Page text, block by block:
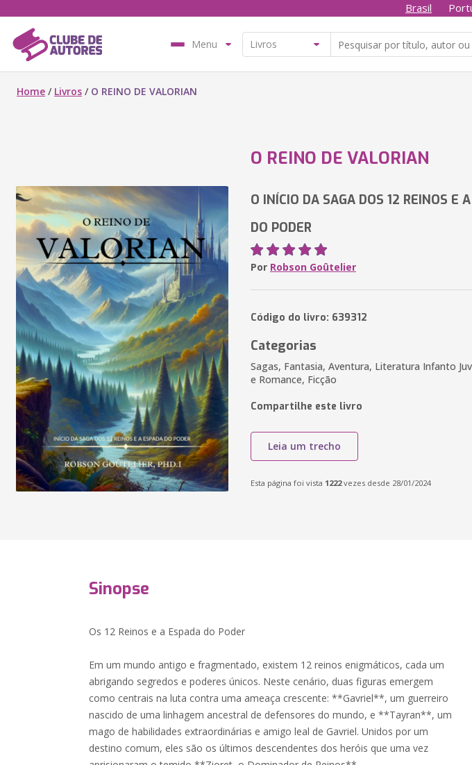
Brasil
Menu
Home / Livros / O REINO DE VALORIAN
O REINO DE VALORIAN
O INÍCIO DA SAGA DOS 12 REINOS E
DO PODER
Por Robson Goûtelier
Código do livro: 639312
Categorias
Sagas, Fantasia, Aventura, Literatura Infanto
e Romance, Ficção
Compartilhe este livro
Leia um trecho
Esta página foi vista 1222vezes desde 28/01/2024
Sinopse
Os 12 Reinos e a Espada do Poder
Em um mundo antigo e fragmentado, existem 12 reinos enigmáticos, cada um
abrigando segredos e poderes únicos. Neste cenário, duas figuras emergem
como centrais na luta contra uma ameaça crescente: **Gavriel**, um guerreiro
nascido de uma linhagem ancestral de defensores do mundo, e **Tayran**, um
mago de habilidades extraordinárias e amigo leal de Gavriel. Unidos por um
destino comum, eles são os últimos descendentes dos heróis que uma vez